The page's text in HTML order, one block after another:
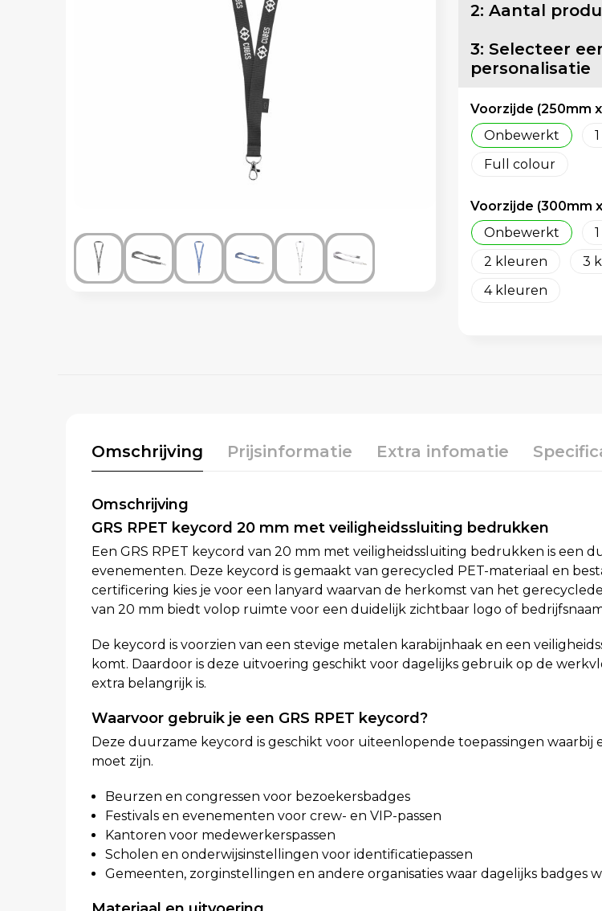
2: Aantal
3: Selecteer
personalisatie
Voorzijde (250mm
Onbewerkt
1
Full colour
Voorzijde (300mm
Onbewerkt
1
2
3
4
Omschrijving Prijsinformatie Extra infomatie
Omschrijving
GRS RPET keycord 20 mm met veiligheidssluiting bedrukken
Een GRS RPET keycord van 20 mm met veiligheidssluiting bedrukken is een
evenementen. Deze keycord is gemaakt van gerecycled PET-materiaal en
certificering kies je voor een lanyard waarvan de herkomst van het
van 20 mm biedt volop ruimte voor een duidelijk zichtbaar logo of
De keycord is voorzien van een stevige metalen karabijnhaak en een
komt. Daardoor is deze uitvoering geschikt voor dagelijks gebruik op de
extra belangrijk is.
Waarvoor gebruik je een GRS RPET keycord?
Deze duurzame keycord is geschikt voor uiteenlopende toepassingen
moet zijn.
Beurzen en congressen voor bezoekersbadges
Festivals en evenementen voor crew- en VIP-passen
Kantoren voor medewerkerspassen
Scholen en onderwijsinstellingen voor identificatiepassen
Gemeenten, zorginstellingen en andere organisaties waar dagelijks badges